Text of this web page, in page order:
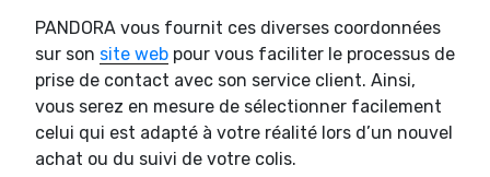
PANDORA vous fournit ces diverses coordonnées
sur son site web pour vous faciliter le processus de
prise de contact avec son service client. Ainsi,
vous serez en mesure de sélectionner facilement
celui qui est adapté à votre réalité lors d’un nouvel
achat ou du suivi de votre colis.